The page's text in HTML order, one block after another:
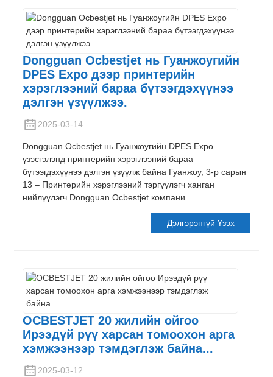
Dongguan Ocbestjet нь Гуанжоугийн
DPES Expo дээр принтерийн
хэрэглээний бараа бүтээгдэхүүнээ
дэлгэн үзүүлжээ.
2025-03-14
Dongguan Ocbestjet нь Гуанжоугийн DPES Expo
үзэсгэлэнд принтерийн хэрэглээний бараа
бүтээгдэхүүнээ дэлгэн үзүүлж байна Гуанжоу, 3-р сарын
13 – Принтерийн хэрэглээний тэргүүлэгч ханган
нийлүүлэгч Dongguan Ocbestjet компани...
Дэлгэрэнгүй Үзэх
OCBESTJET 20 жилийн ойгоо
Ирээдүй рүү харсан томоохон арга
хэмжээнээр тэмдэглэж байна...
2025-03-12